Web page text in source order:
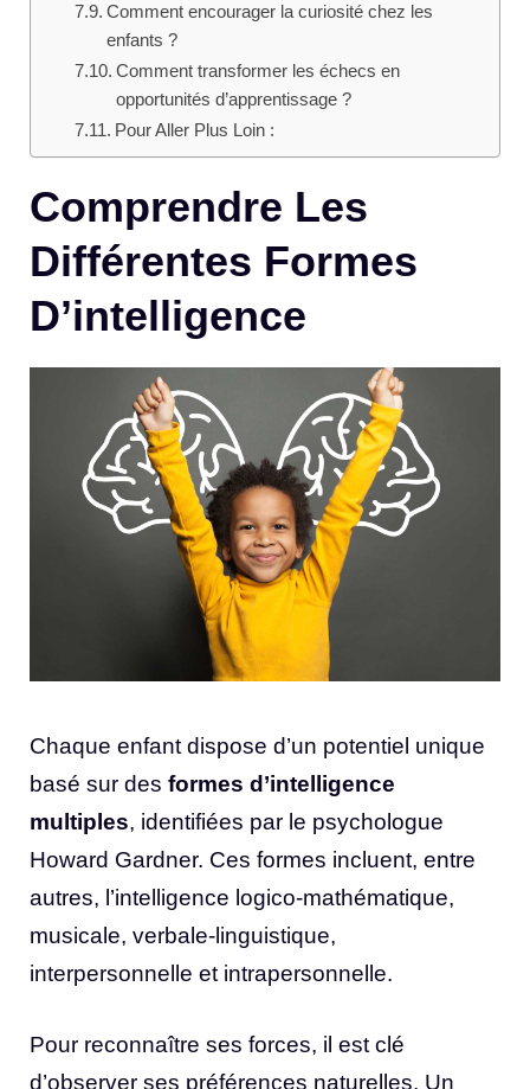
Comment encourager la curiosité chez les
enfants ?
Comment transformer les échecs en
opportunités d’apprentissage ?
Pour Aller Plus Loin :
Comprendre Les
Différentes Formes
D’intelligence
Chaque enfant dispose d’un potentiel unique
basé sur des formes d’intelligence
multiples, identifiées par le psychologue
Howard Gardner. Ces formes incluent, entre
autres, l’intelligence logico-mathématique,
musicale, verbale-linguistique,
interpersonnelle et intrapersonnelle.
Pour reconnaître ses forces, il est clé
d’observer ses préférences naturelles. Un